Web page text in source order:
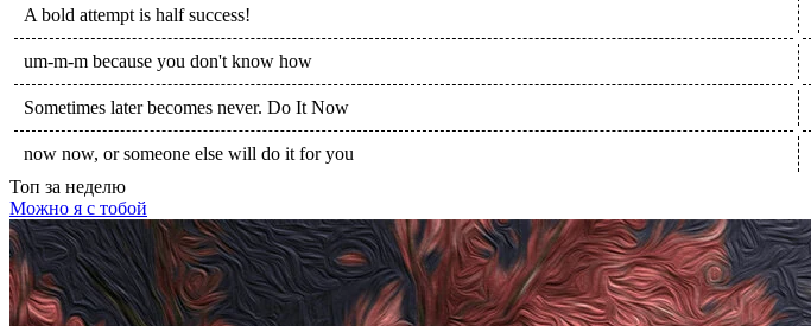
A bold attempt is half success!
um-m-m because you don't know how
Sometimes later becomes never. Do It Now
now now, or someone else will do it for you
Топ за неделю
Можно я с тобой